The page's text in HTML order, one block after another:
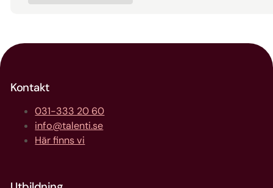
Kontakt
031-333 20 60
info@talenti.se
Här finns vi